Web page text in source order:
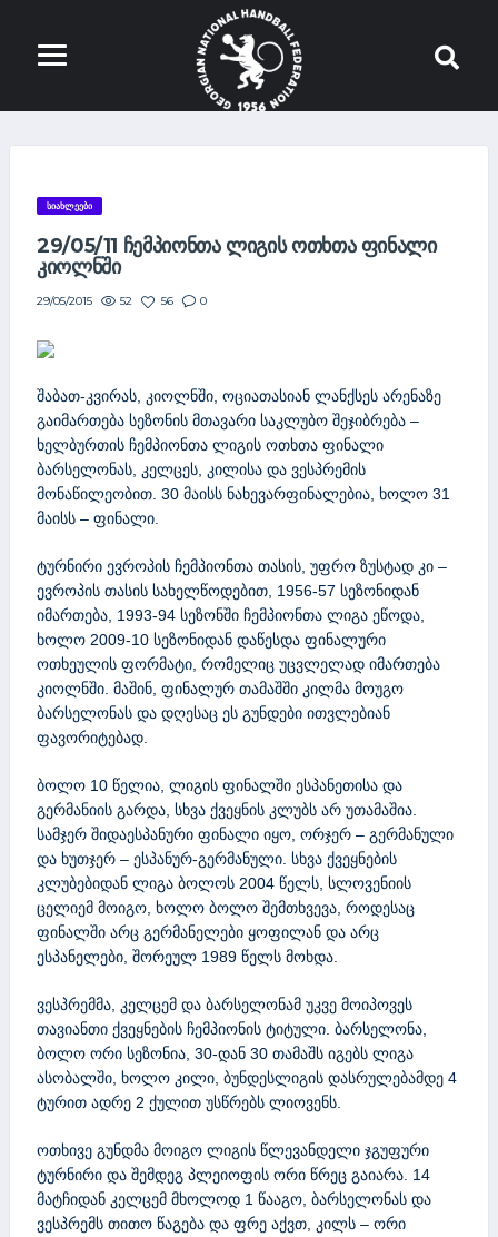
ᲡᲘᲐᲮᲚᲔᲔᲑᲘ
29/05/11 ᲩᲔᲛᲞᲘᲝᲜᲗᲐ ᲚᲘᲒᲘᲡ ᲝᲗᲮᲗᲐ ᲤᲘᲜᲐᲚᲘ
ᲙᲘᲝᲚᲜᲨᲘ
29/05/2015 52 56 0
შაბათ-კვირას, კიოლნში, ოციათასიან ლანქსეს არენაზე
გაიმართება სეზონის მთავარი საკლუბო შეჯიბრება –
ხელბურთის ჩემპიონთა ლიგის ოთხთა ფინალი
ბარსელონას, კელცეს, კილისა და ვესპრემის
მონაწილეობით. 30 მაისს ნახევარფინალებია, ხოლო 31
მაისს – ფინალი.
ტურნირი ევროპის ჩემპიონთა თასის, უფრო ზუსტად კი –
ევროპის თასის სახელწოდებით, 1956-57 სეზონიდან
იმართება, 1993-94 სეზონში ჩემპიონთა ლიგა ეწოდა,
ხოლო 2009-10 სეზონიდან დაწესდა ფინალური
ოთხეულის ფორმატი, რომელიც უცვლელად იმართება
კიოლნში. მაშინ, ფინალურ თამაშში კილმა მოუგო
ბარსელონას და დღესაც ეს გუნდები ითვლებიან
ფავორიტებად.
ბოლო 10 წელია, ლიგის ფინალში ესპანეთისა და
გერმანიის გარდა, სხვა ქვეყნის კლუბს არ უთამაშია.
სამჯერ შიდაესპანური ფინალი იყო, ორჯერ – გერმანული
და ხუთჯერ – ესპანურ-გერმანული. სხვა ქვეყნების
კლუბებიდან ლიგა ბოლოს 2004 წელს, სლოვენიის
ცელიემ მოიგო, ხოლო ბოლო შემთხვევა, როდესაც
ფინალში არც გერმანელები ყოფილან და არც
ესპანელები, შორეულ 1989 წელს მოხდა.
ვესპრემმა, კელცემ და ბარსელონამ უკვე მოიპოვეს
თავიანთი ქვეყნების ჩემპიონის ტიტული. ბარსელონა,
ბოლო ორი სეზონია, 30-დან 30 თამაშს იგებს ლიგა
ასობალში, ხოლო კილი, ბუნდესლიგის დასრულებამდე 4
ტურით ადრე 2 ქულით უსწრებს ლიოვენს.
ოთხივე გუნდმა მოიგო ლიგის წლევანდელი ჯგუფური
ტურნირი და შემდეგ პლეიოფის ორი წრეც გაიარა. 14
მატჩიდან კელცემ მხოლოდ 1 წააგო, ბარსელონას და
ვესპრემს თითო წაგება და ფრე აქვთ, კილს – ორი